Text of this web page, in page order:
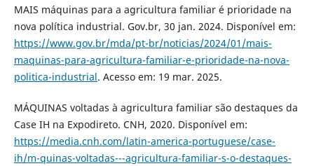
MAIS máquinas para a agricultura familiar é prioridade na
nova política industrial. Gov.br, 30 jan. 2024. Disponível em:
https://www.gov.br/mda/pt-br/noticias/2024/01/mais-
maquinas-para-agricultura-familiar-e-prioridade-na-nova-
politica-industrial. Acesso em: 19 mar. 2025.
MÁQUINAS voltadas à agricultura familiar são destaques da
Case IH na Expodireto. CNH, 2020. Disponível em:
https://media.cnh.com/latin-america-portuguese/case-
ih/m-quinas-voltadas---agricultura-familiar-s-o-destaques-